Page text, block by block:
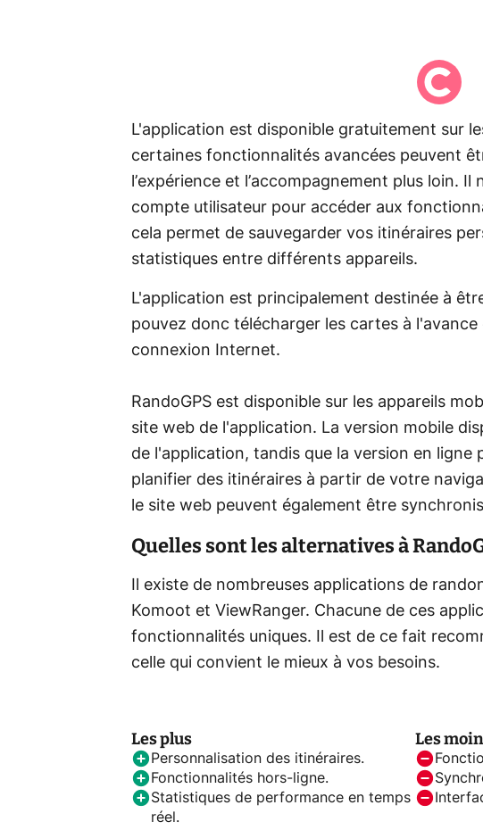
L'application est disponible gratuitement sur
certaines fonctionnalités avancées peuvent
l’expérience et l’accompagnement plus loin.
compte utilisateur pour accéder aux
cela permet de sauvegarder vos itinéraires
statistiques entre différents appareils.
L'application est principalement destinée à
pouvez donc télécharger les cartes à
connexion Internet.
RandoGPS est disponible sur les appareils
site web de l'application. La version mobile
de l'application, tandis que la version en ligne
planifier des itinéraires à partir de votre
le site web peuvent également être
Quelles sont les alternatives à
Il existe de nombreuses applications de
Komoot et ViewRanger. Chacune de ces
fonctionnalités uniques. Il est de ce fait
celle qui convient le mieux à vos besoins.
Les plus
Personnalisation des itinéraires.
Fonctionnalités hors-ligne.
Statistiques de performance en temps
réel.
Les